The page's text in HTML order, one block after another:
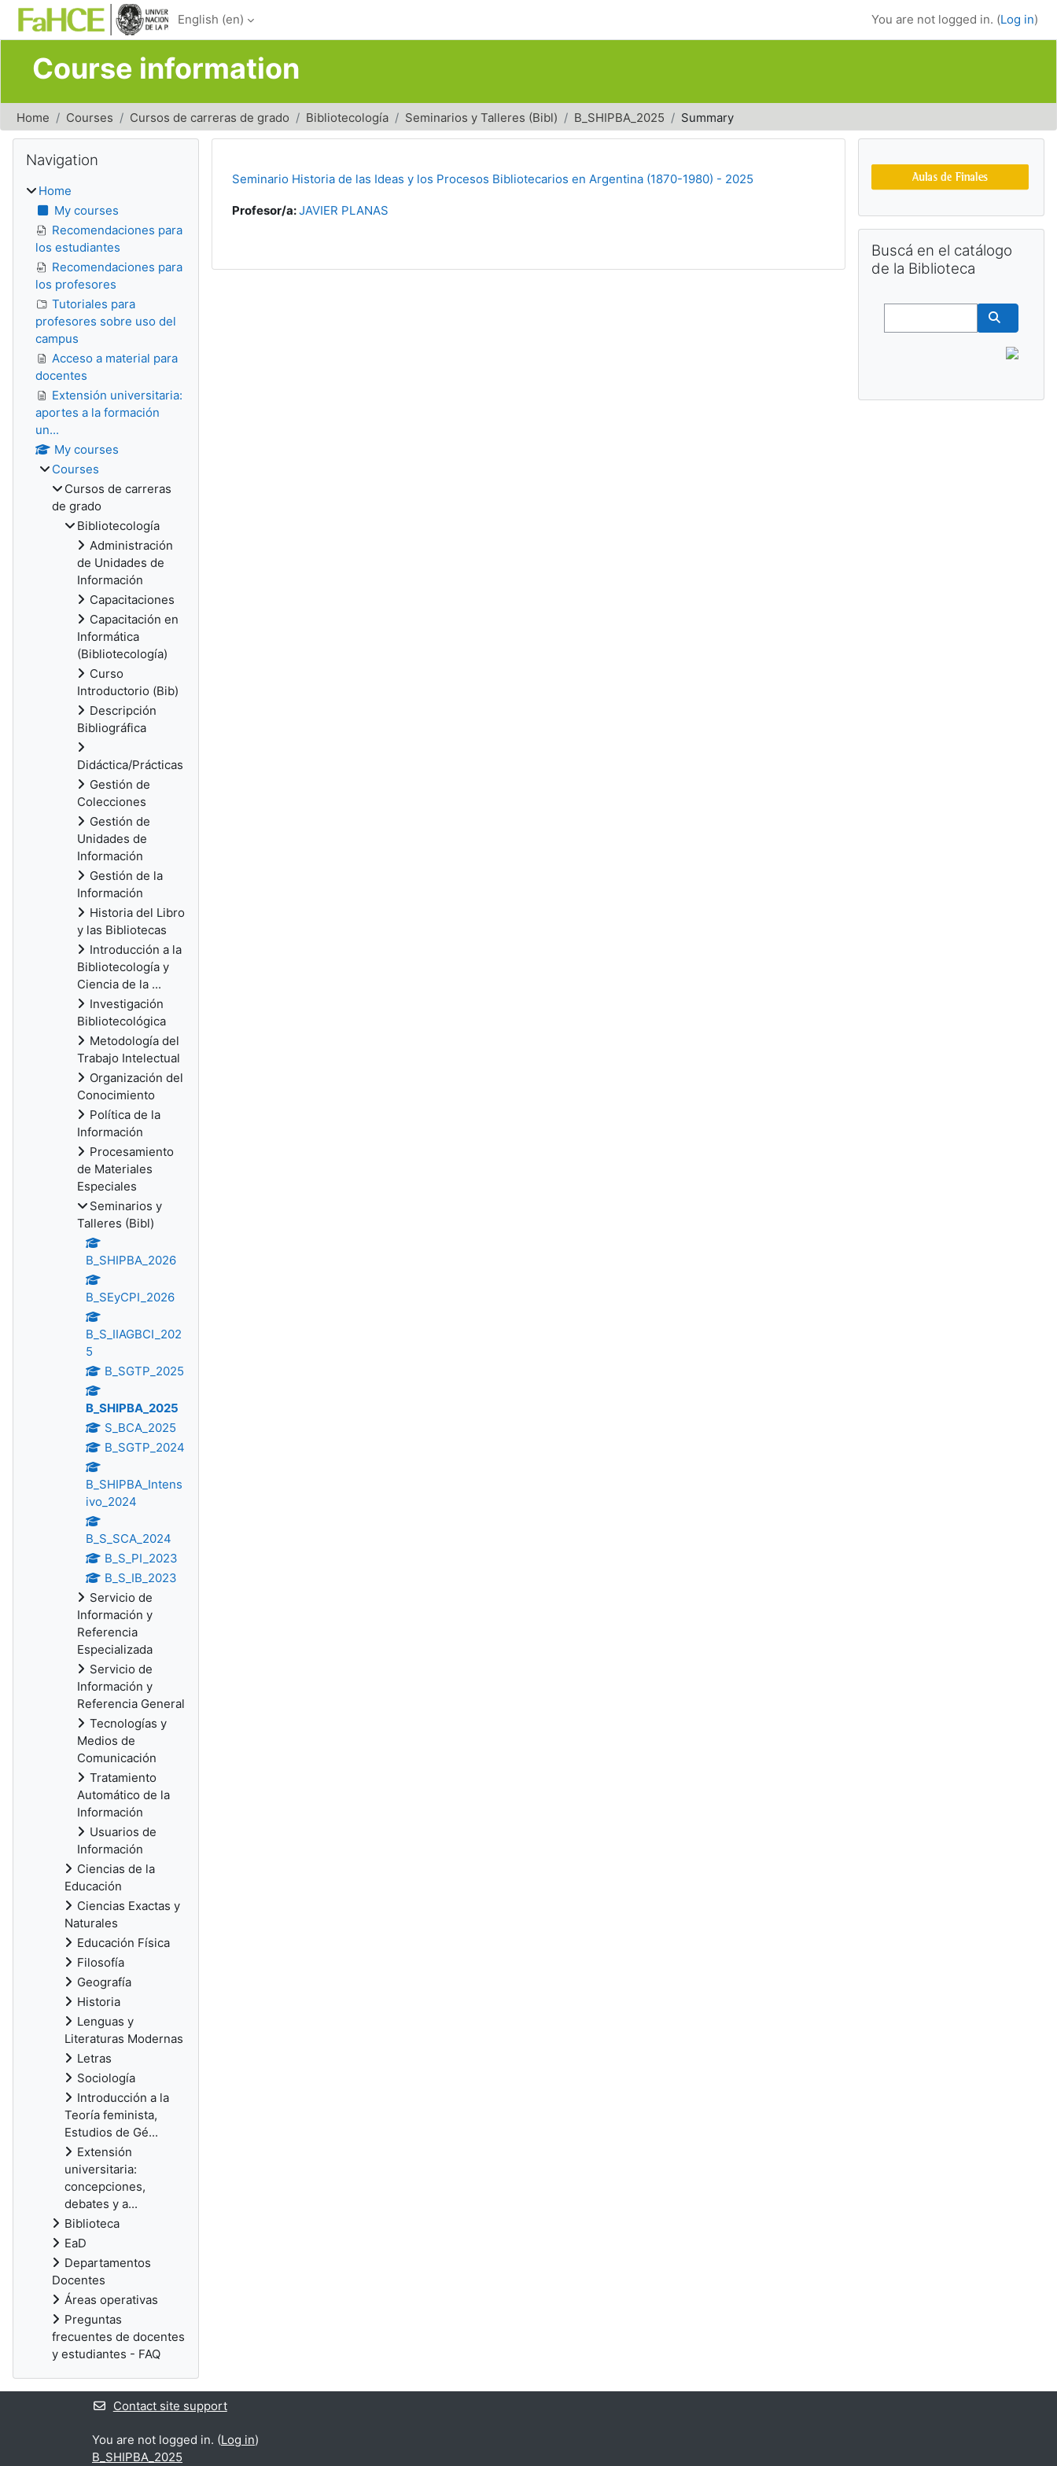
Skip to main content
English ‎(en)‎ You are not logged in. (Log in)
Course information
Home Courses Cursos de carreras de grado Bibliotecología Seminarios y Talleres (Bibl) B_SHIPBA_2025 Summary
Seminario Historia de las Ideas y los Procesos Bibliotecarios en Argentina (1870-1980) - 2025
Profesor/a:JAVIER PLANAS
Blocks
Navigation
Home
My courses
Recomendaciones para
los estudiantes
Recomendaciones para
los profesores
Tutoriales para
profesores sobre uso del
campus
Acceso a material para
docentes
Extensión universitaria:
aportes a la formación
un...
My courses
Courses
Cursos de carreras
de grado
Bibliotecología
Administración
de Unidades de
Información
Capacitaciones
Capacitación en
Informática
(Bibliotecología)
Curso
Introductorio (Bib)
Descripción
Bibliográfica
Didáctica/Prácticas
Gestión de
Colecciones
Gestión de
Unidades de
Información
Gestión de la
Información
Historia del Libro
y las Bibliotecas
Introducción a la
Bibliotecología y
Ciencia de la ...
Investigación
Bibliotecológica
Metodología del
Trabajo Intelectual
Organización del
Conocimiento
Política de la
Información
Procesamiento
de Materiales
Especiales
Seminarios y
Talleres (Bibl)
B_SHIPBA_2026
B_SEyCPI_2026
B_S_IIAGBCI_202
5
B_SGTP_2025
B_SHIPBA_2025
S_BCA_2025
B_SGTP_2024
B_SHIPBA_Intens
ivo_2024
B_S_SCA_2024
B_S_PI_2023
B_S_IB_2023
Servicio de
Información y
Referencia
Especializada
Servicio de
Información y
Referencia General
Tecnologías y
Medios de
Comunicación
Tratamiento
Automático de la
Información
Usuarios de
Información
Ciencias de la
Educación
Ciencias Exactas y
Naturales
Educación Física
Filosofía
Geografía
Historia
Lenguas y
Literaturas Modernas
Letras
Sociología
Introducción a la
Teoría feminista,
Estudios de Gé...
Extensión
universitaria:
concepciones,
debates y a...
Biblioteca
EaD
Departamentos
Docentes
Áreas operativas
Preguntas
frecuentes de docentes
y estudiantes - FAQ
Buscá en el catálogo
de la Biblioteca
Buscar
Buscar
Contact site support
You are not logged in. (Log in)
B_SHIPBA_2025